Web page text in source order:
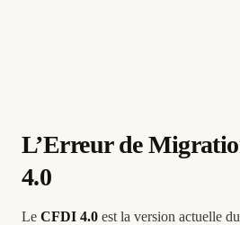
L’Erreur de
4.0
Le CFDI 4.0 est la version actuelle